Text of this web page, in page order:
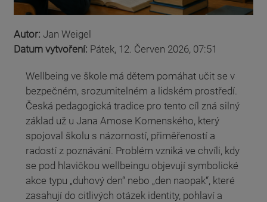
Autor: Jan Weigel
Datum vytvoření: Pátek, 12. Červen 2026, 07:51
Wellbeing ve škole má dětem pomáhat učit se v
bezpečném, srozumitelném a lidském prostředí.
Česká pedagogická tradice pro tento cíl zná silný
základ už u Jana Amose Komenského, který
spojoval školu s názorností, přiměřeností a
radostí z poznávání. Problém vzniká ve chvíli, kdy
se pod hlavičkou wellbeingu objevují symbolické
akce typu „duhový den“ nebo „den naopak“, které
zasahují do citlivých otázek identity, pohlaví a